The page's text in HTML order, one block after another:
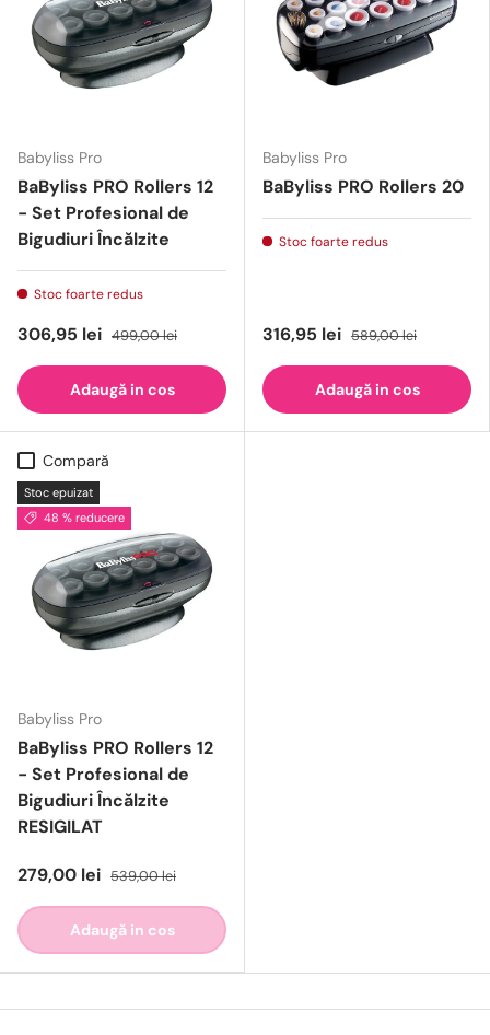
Babyliss Pro
BaByliss PRO Rollers 12
- Set Profesional de
Bigudiuri Încălzite
Stoc foarte redus
306,95 lei 499,00 lei
Adaugă in cos
Babyliss Pro
BaByliss PRO Rollers 20
Stoc foarte redus
316,95 lei 589,00 lei
Adaugă in cos
Compară
Stoc epuizat
48 % reducere
Babyliss Pro
BaByliss PRO Rollers 12
- Set Profesional de
Bigudiuri Încălzite
RESIGILAT
279,00 lei 539,00 lei
Adaugă in cos